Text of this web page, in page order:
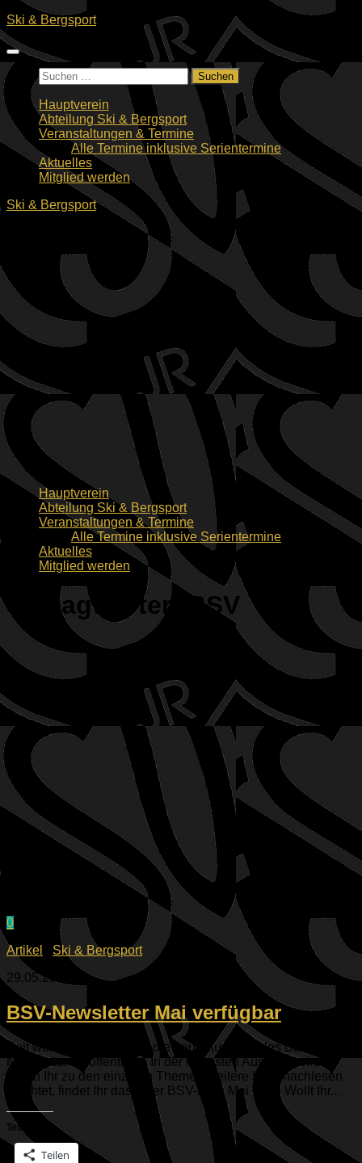
Zum
Inhalt
springen
Ski & Bergsport
Suchen
nach:
Hauptverein
Abteilung Ski & Bergsport
Veranstaltungen & Termine
Alle Termine inklusive Serientermine
Aktuelles
Mitglied werden
Ski & Bergsport
Hauptverein
Abteilung Ski & Bergsport
Veranstaltungen & Termine
Alle Termine inklusive Serientermine
Aktuelles
Mitglied werden
Schlagwörter: BSV
0
Artikel
Ski & Bergsport
29.05.2026
BSV-Newsletter Mai verfügbar
Seit wenigen Stunden ist die neue Ausgabe des BSV-
Newsletter veröffentlicht. In der neuesten Ausgabe wird
Wenn Ihr zu den einzelen Themen weitere Infos nachlesen
möchtet, findet Ihr das unter BSV-Infos Mai 2026 Wollt Ihr...
Teilen mit:
Teilen